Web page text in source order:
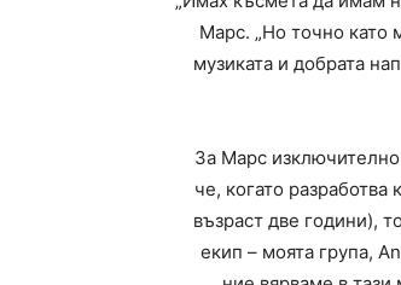
Марс. „Но точно като
музиката и добрата
За Марс
че, когато
възраст две години),
екип – моята група,